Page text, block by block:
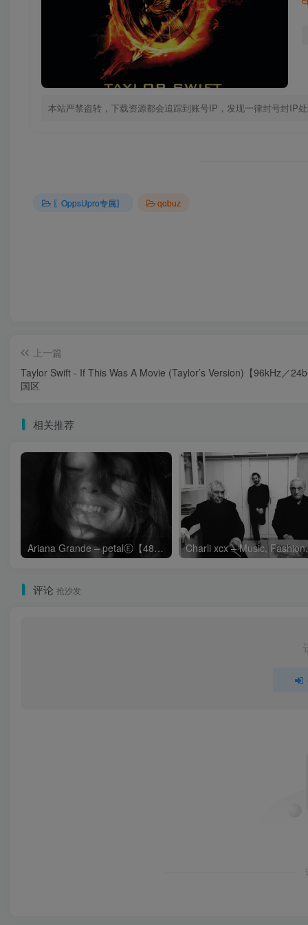
本站严禁盗转，下载资源都会追踪到账号IP，发现一律封号封IP
〖OppsUpro专属〗 qobuz
上一篇
Taylor Swift - If This Was A Movie (Taylor’s Version)【96kHz／
国区
相关推荐
Ariana Grande – petalⒺ【48kHz／24bit】英国区
评论 抢沙发